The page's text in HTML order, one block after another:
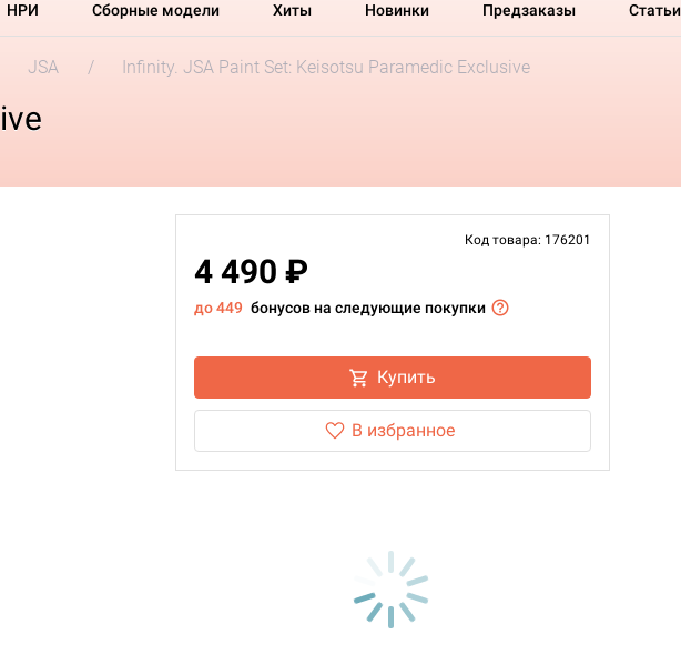
НРИ Сборные модели Хиты Новинки Предзаказы Статьи
JSA Infinity. JSA Paint Set: Keisotsu Paramedic Exclusive
Код товара: 176201
4 490 ₽
до 449 бонусов на следующие покупки
Купить
В избранное